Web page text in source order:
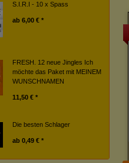
S.I.R.I - 10 x Spass
ab 6,00 € *
FRESH. 12 neue Jingles Ich
möchte das Paket mit MEINEM
WUNSCHNAMEN
11,50 € *
Die besten Schlager
ab 0,49 € *